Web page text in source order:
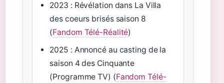
2023 : Révélation dans La Villa
des coeurs brisés saison 8
(Fandom Télé-Réalité)
2025 : Annoncé au casting de la
saison 4 des Cinquante
(Programme TV) (Fandom Télé-